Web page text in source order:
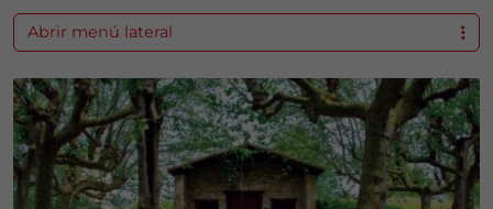
Abrir menú lateral